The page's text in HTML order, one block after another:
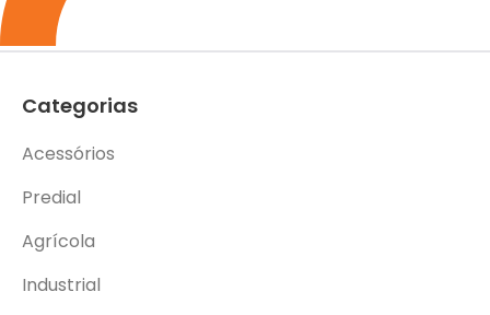
Categorias
Acessórios
Predial
Agrícola
Industrial